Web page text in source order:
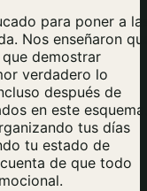
para poner a
Nos enseñaron
demostrar
verdadero lo
después de
en este esquema.
tus días
tu estado de
de que todo